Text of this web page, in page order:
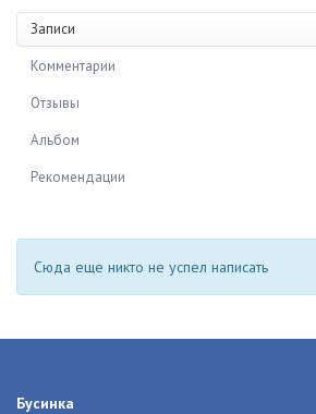
Записи
Комментарии
Отзывы
Альбом
Рекомендации
Сюда еще никто не успел написать
Бусинка